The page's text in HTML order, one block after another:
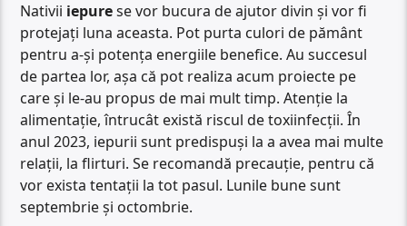
Nativii iepurese vor bucura de ajutor divin și vor fi
protejați luna aceasta. Pot purta culori de pământ
pentru a-și potența energiile benefice. Au succesul
de partea lor, așa că pot realiza acum proiecte pe
care și le-au propus de mai mult timp. Atenție la
alimentație, întrucât există riscul de toxiinfecții. În
anul 2023, iepurii sunt predispuși la a avea mai multe
relații, la flirturi. Se recomandă precauție, pentru că
vor exista tentații la tot pasul. Lunile bune sunt
septembrie și octombrie.